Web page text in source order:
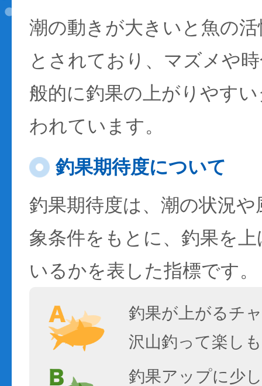
潮の動きが大きいと魚の
とされており、マズメや
般的に釣果の上がりやす
われています。
釣果期待度について
釣果期待度は、潮の状況
象条件をもとに、釣果を
いるかを表した指標です。
釣果が上がるチ
沢山釣って楽し
釣果アップに少